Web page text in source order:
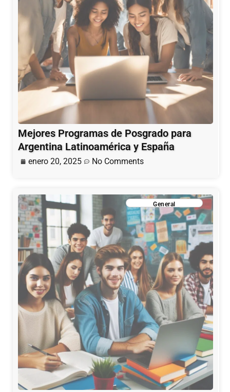
Mejores Programas de Posgrado para
Argentina Latinoamérica y España
enero 20, 2025 No Comments
General